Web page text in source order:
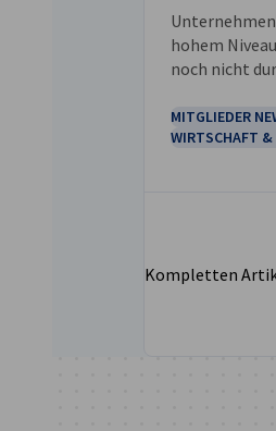
hohem
noch nicht
MITGLIEDER
WIRTSCHAFT &
Kompletten